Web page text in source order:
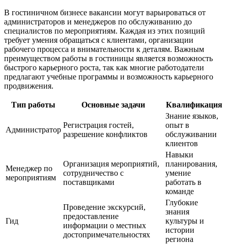
В гостиничном бизнесе вакансии могут варьироваться от
администраторов и менеджеров по обслуживанию до
специалистов по мероприятиям. Каждая из этих позиций
требует умения обращаться с клиентами, организации
рабочего процесса и внимательности к деталям. Важным
преимуществом работы в гостиницы является возможность
быстрого карьерного роста, так как многие работодатели
предлагают учебные программы и возможность карьерного
продвижения.
Тип работы Основные задачи Квалификация
Администратор
Регистрация гостей,
разрешение конфликтов
Знание языков,
опыт в
обслуживании
клиентов
Менеджер по
мероприятиям
Организация мероприятий,
сотрудничество с
поставщиками
Навыки
планирования,
умение
работать в
команде
Гид
Проведение экскурсий,
предоставление
информации о местных
достопримечательностях
Глубокие
знания
культуры и
истории
региона